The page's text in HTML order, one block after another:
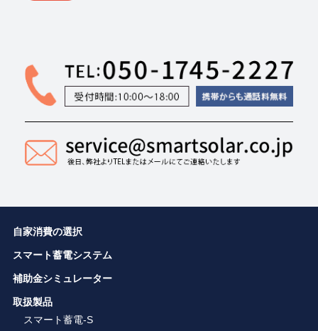
自家消費の選択
スマート蓄電システム
補助金シミュレーター
取扱製品
スマート蓄電-S